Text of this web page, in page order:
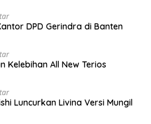
DPD Gerindra di Banten
Kelebihan All New Terios
Luncurkan Livina Versi Mungil